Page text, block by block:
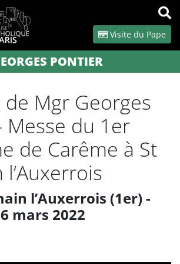
Visite du Pape
PONTIER
Mgr Georges
Messe du 1er
de Carême à St
l’Auxerrois (1er) -
mars 2022
des cookies